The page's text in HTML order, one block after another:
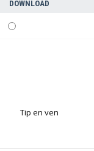
DOWNLOAD
Tip en ven